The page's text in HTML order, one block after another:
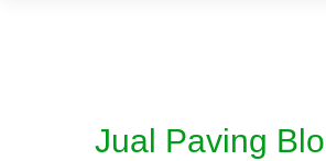
Jual Paving